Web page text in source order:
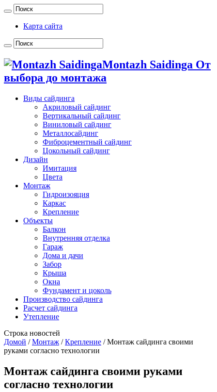
Карта сайта
Montazh Saidinga От
выбора до монтажа
Виды сайдинга
Акриловый сайдинг
Вертикальный сайдинг
Виниловый сайдинг
Металлосайдинг
Фиброцементный сайдинг
Цокольный сайдинг
Дизайн
Имитация
Цвета
Монтаж
Гидроизояция
Каркас
Крепление
Объекты
Балкон
Внутренняя отделка
Гараж
Дома и дачи
Забор
Крыша
Окна
Фундамент и цоколь
Производство сайдинга
Расчет сайдинга
Утепление
Строка новостей
Домой / Монтаж / Крепление / Монтаж сайдинга своими
руками согласно технологии
Монтаж сайдинга своими руками
согласно технологии